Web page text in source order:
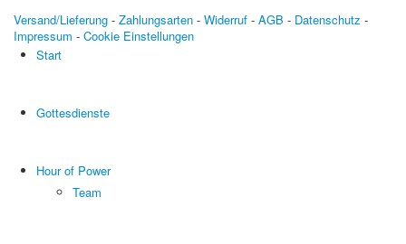
Versand/Lieferung - Zahlungsarten - Widerruf - AGB - Datenschutz -
Impressum - Cookie Einstellungen
Start
Gottesdienste
Hour of Power
Team